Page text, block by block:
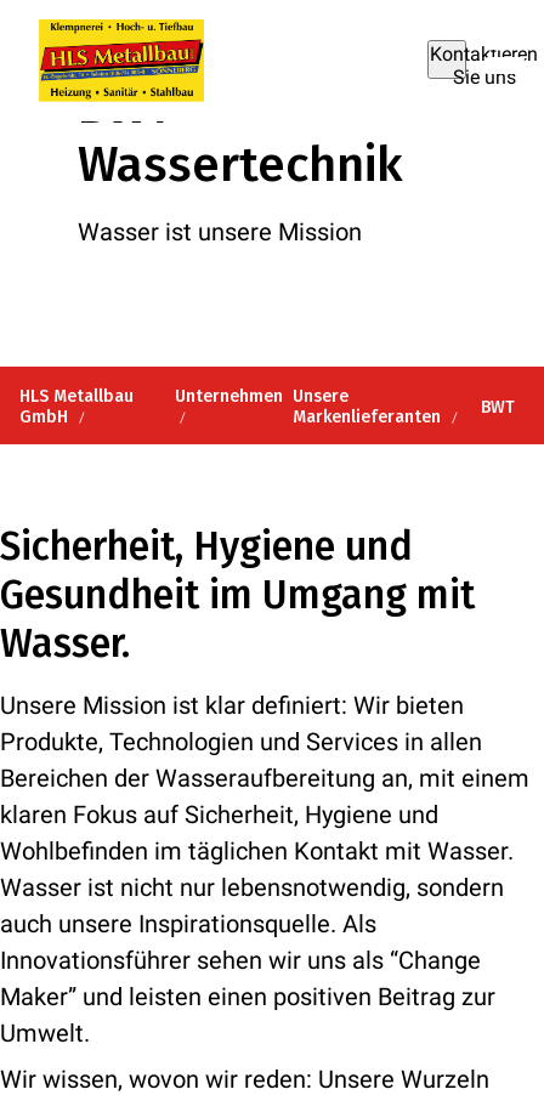
Kontaktieren
Sie uns
BWT
Wassertechnik
Wasser ist unsere Mission
HLS Metallbau
GmbH
Unternehmen Unsere
Markenlieferanten
BWT
Sicherheit, Hygiene und
Gesundheit im Umgang mit
Wasser.
Unsere Mission ist klar definiert: Wir bieten
Produkte, Technologien und Services in allen
Bereichen der Wasseraufbereitung an, mit einem
klaren Fokus auf Sicherheit, Hygiene und
Wohlbefinden im täglichen Kontakt mit Wasser.
Wasser ist nicht nur lebensnotwendig, sondern
auch unsere Inspirationsquelle. Als
Innovationsführer sehen wir uns als “Change
Maker” und leisten einen positiven Beitrag zur
Umwelt.
Wir wissen, wovon wir reden: Unsere Wurzeln